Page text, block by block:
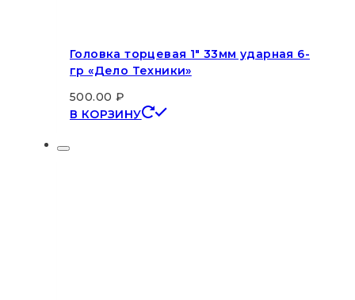
Головка торцевая 1″ 33мм ударная 6-
гр «Дело Техники»
500.00 ₽
В КОРЗИНУ